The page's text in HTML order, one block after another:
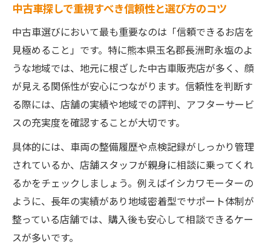
安心して選ぶ中古車購入のコツを解説
中古車購入で安心を得る店舗の見分け方と
は
長洲町永塩で信頼される中古車店の特徴を
知ろう
中古車選びで重要な整備履歴と保証内容の
中古車を安心して選ぶための比較ポイント
店舗のアフターサポートが中古車購入に与
える安心感
地域密着の中古車紹介が信頼される理由
地域密着型中古車店が選ばれる魅力と安心
中古車探しで重視すべき信頼性と選び方のコツ
中古車選びにおいて最も重要なのは「信頼できるお店を
見極めること」です。特に熊本県玉名郡長洲町永塩のよ
うな地域では、地元に根ざした中古車販売店が多く、顔
が見える関係性が安心につながります。信頼性を判断す
る際には、店舗の実績や地域での評判、アフターサービ
スの充実度を確認することが大切です。
具体的には、車両の整備履歴や点検記録がしっかり管理
されているか、店舗スタッフが親身に相談に乗ってくれ
るかをチェックしましょう。例えばイシカワモーターの
ように、長年の実績があり地域密着型でサポート体制が
整っている店舗では、購入後も安心して相談できるケー
スが多いです。